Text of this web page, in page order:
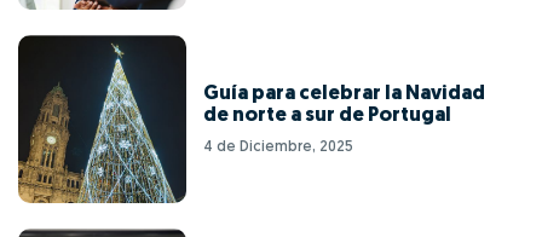
Guía para celebrar la Navidad
de norte a sur de Portugal
4 de Diciembre, 2025